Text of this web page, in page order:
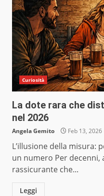
Curiosità
La dote rara che
nel 2026
Angela Gemito Feb 13, 2026
L’illusione della misura:
un numero Per decenni,
rassicurante che...
Leggi